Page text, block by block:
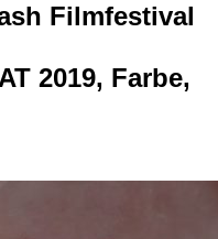
Filmfestival
2019, Farbe,